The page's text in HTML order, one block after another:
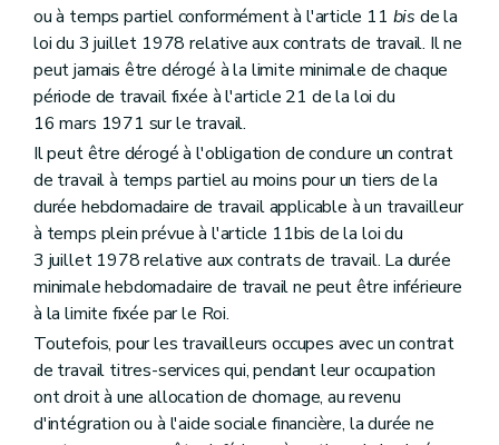
ou à temps partiel conformément à l'article 11 bis de la
loi du 3 juillet 1978 relative aux contrats de travail. Il ne
peut jamais être dérogé à la limite minimale de chaque
période de travail fixée à l'article 21 de la loi du
16 mars 1971 sur le travail.
Il peut être dérogé à l'obligation de conclure un contrat
de travail à temps partiel au moins pour un tiers de la
durée hebdomadaire de travail applicable à un travailleur
à temps plein prévue à l'article 11bis de la loi du
3 juillet 1978 relative aux contrats de travail. La durée
minimale hebdomadaire de travail ne peut être inférieure
à la limite fixée par le Roi.
Toutefois, pour les travailleurs occupes avec un contrat
de travail titres-services qui, pendant leur occupation
ont droit à une allocation de chomage, au revenu
d'intégration ou à l'aide sociale financière, la durée ne